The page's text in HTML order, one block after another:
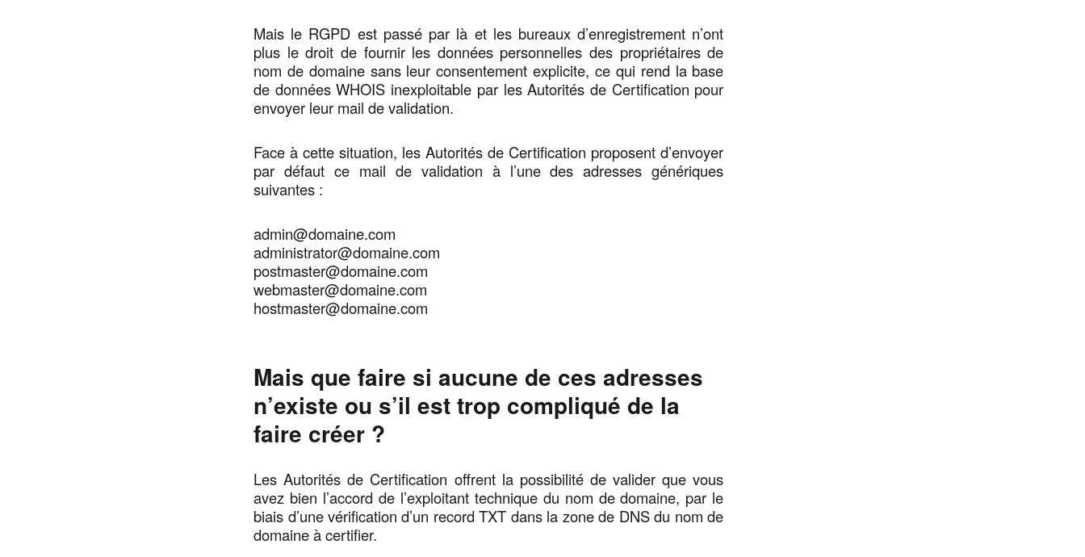
Mais le RGPD est passé par là et les bureaux d’enregistrement n’ont
plus le droit de fournir les données personnelles des propriétaires de
nom de domaine sans leur consentement explicite, ce qui rend la base
de données WHOIS inexploitable par les Autorités de Certification pour
envoyer leur mail de validation.
Face à cette situation, les Autorités de Certification proposent d’envoyer
par défaut ce mail de validation à l’une des adresses génériques
suivantes :
admin@domaine.com
administrator@domaine.com
postmaster@domaine.com
webmaster@domaine.com
hostmaster@domaine.com
Mais que faire si aucune de ces adresses
n’existe ou s’il est trop compliqué de la
faire créer ?
Les Autorités de Certification offrent la possibilité de valider que vous
avez bien l’accord de l’exploitant technique du nom de domaine, par le
biais d’une vérification d’un record TXT dans la zone de DNS du nom de
domaine à certifier.